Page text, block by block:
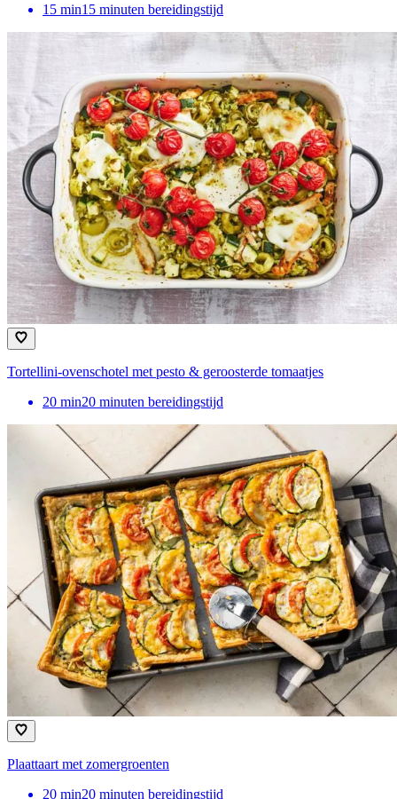
15 min15 minuten bereidingstijd
Tortellini-ovenschotel met pesto & geroosterde tomaatjes
20 min20 minuten bereidingstijd
Plaattaart met zomergroenten
20 min20 minuten bereidingstijd